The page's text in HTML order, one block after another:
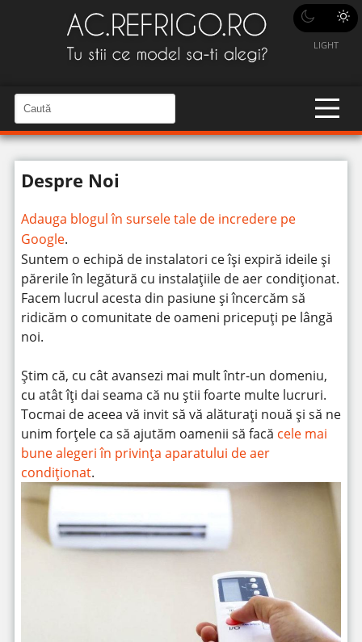
LIGHT
a
u
t
n
C
a
u
î
n
t
Despre Noi
Adauga blogul în sursele tale de incredere pe
Google.
Suntem o echipă de instalatori ce își expiră ideile și
părerile în legătură cu instalațiile de aer condiționat.
Facem lucrul acesta din pasiune și încercăm să
ridicăm o comunitate de oameni pricepuți pe lângă
noi.
Știm că, cu cât avansezi mai mult într-un domeniu,
cu atât îți dai seama că nu știi foarte multe lucruri.
Tocmai de aceea vă invit să vă alăturați nouă și să ne
unim forțele ca să ajutăm oamenii să facă cele mai
bune alegeri în privința aparatului de aer
condiționat.